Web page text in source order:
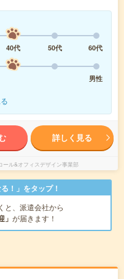
40代 50代
60代
男性
詳しく見る
ル&オフィスデザイン事業部
！」をタップ！
と、派遣会社から
」 が届きます！